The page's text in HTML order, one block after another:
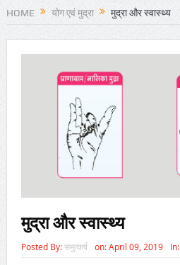
HOME योग एवं मुद्रा मुद्रा और स्वास्थ्य
मुद्रा और स्वास्थ्य
Posted By:समुत्कर्ष on:April 09, 2019 In: